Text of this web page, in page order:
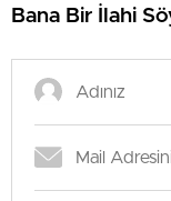
Bana Bir İlahi